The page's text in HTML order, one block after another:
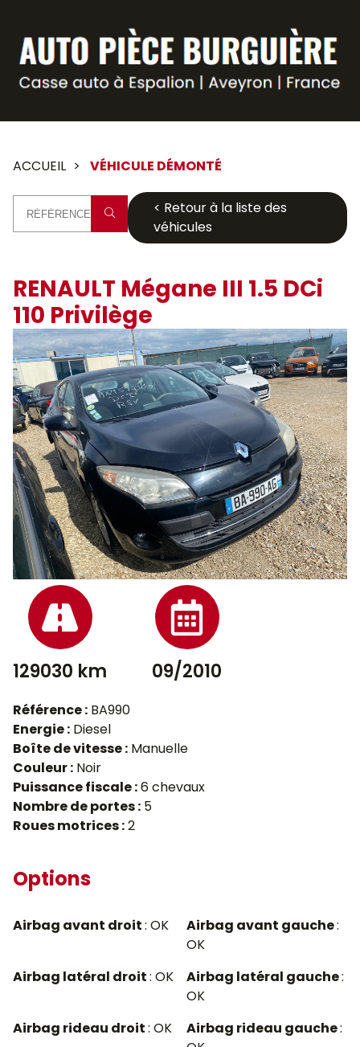
ACCUEIL VÉHICULE DÉMONTÉ
< Retour à la liste des
véhicules
RENAULT Mégane III 1.5 DCi
110 Privilège
129030 km 09/2010
Référence : BA990
Energie : Diesel
Boîte de vitesse : Manuelle
Couleur : Noir
Puissance fiscale :6 chevaux
Nombre de portes : 5
Roues motrices :2
Options
Airbag avant droit: OK Airbag avant gauche:
OK
Airbag latéral droit: OK Airbag latéral gauche:
OK
Airbag rideau droit: OK Airbag rideau gauche: